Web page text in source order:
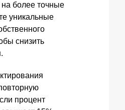
более точные
уникальные
снизить
процент